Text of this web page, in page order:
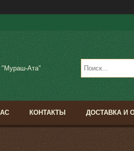
"Мураш-Ата"
КОНТАКТЫ ДОСТАВКА И